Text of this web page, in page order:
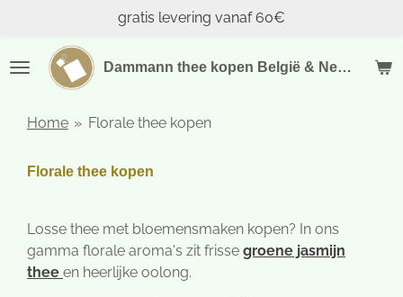
naar
Dammann thee kopen België & Nederland
gratis levering vanaf 60€
Home » Florale thee kopen
Florale thee kopen
Losse thee met bloemensmaken kopen? In ons
gamma florale aroma's zit frisse groene jasmijn
thee en heerlijke oolong.